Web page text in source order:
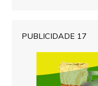
PUBLICIDADE 17